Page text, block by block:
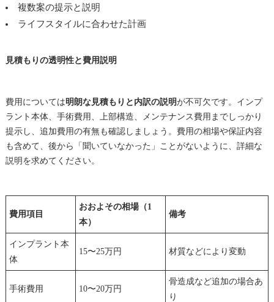
複数案の提示と説明
ライフスタイルに合わせた計画
見積もりの透明性と費用説明
費用については明朗な見積もりと内訳の説明が不可欠です。インプ
ラント本体、手術費用、上部構造、メンテナンス費用までしっかり
提示し、追加費用の有無も確認しましょう。費用の相場や保証内容
も含めて、後から「聞いていなかった」ことがないように、詳細な
説明を求めてください。
費用項目
おおよその相場（1
本）
備考
インプラント本
体
15〜25万円 材質などにより変動
手術費用 10〜20万円
骨造成など追加の場合あ
り